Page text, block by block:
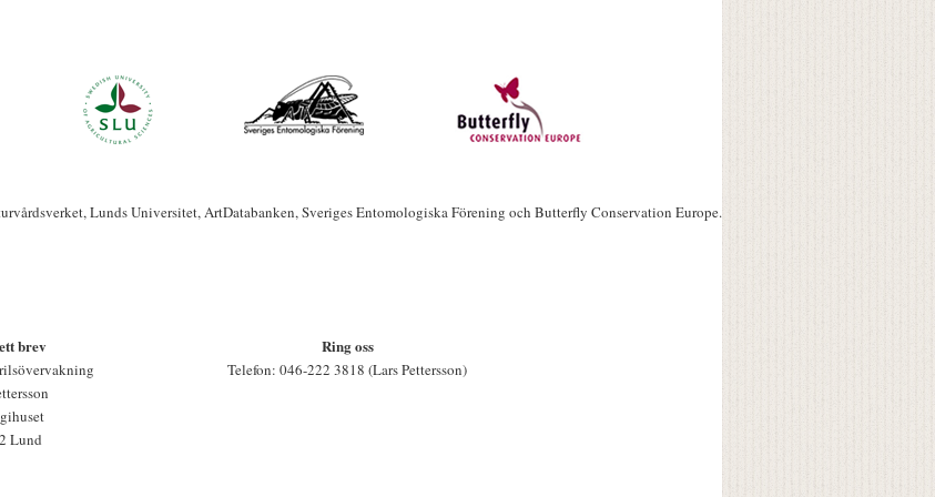
Lunds Universitet, ArtDatabanken, Sveriges Entomologiska Förening och Butterfly Conservation Europe.
brev
Lund
Ring oss
Telefon: 046-222 3818 (Lars Pettersson)